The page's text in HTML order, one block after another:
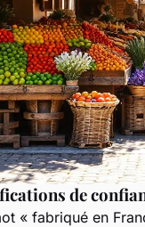
de
« fabriqué en